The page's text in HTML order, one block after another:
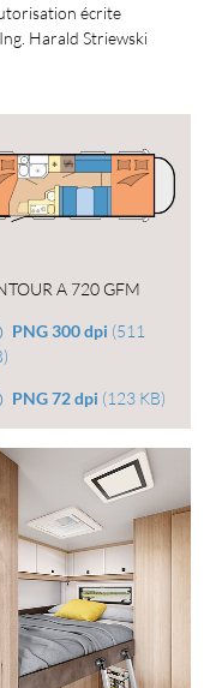
écrite
Harald Striewski
A 720 GFM
PNG 300 dpi (511
PNG 72 dpi (123 KB)